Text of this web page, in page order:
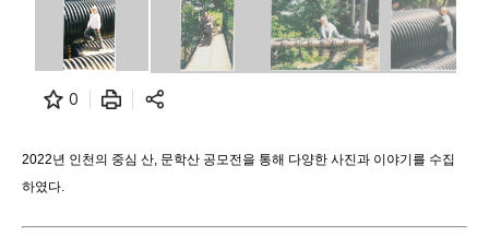
0
2022년 인천의 중심 산, 문학산 공모전을 통해 다양한 사진과 이야기를 수집
하였다.